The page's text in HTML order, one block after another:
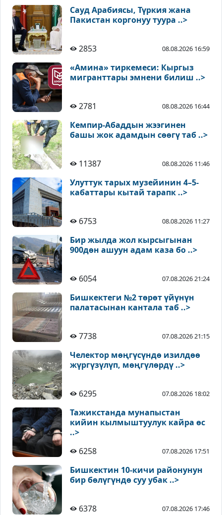
Сауд Арабиясы, Түркия жана
Пакистан коргонуу туура ..>
2853 08.08.2026 16:59
«Амина» тиркемеси: Кыргыз
мигранттары эмнени билиш ..>
2781 08.08.2026 16:44
Кемпир-Абаддын жээгинен
башы жок адамдын сөөгү таб ..>
11387 08.08.2026 11:46
Улуттук тарых музейинин 4–5-
кабаттары кытай тарапк ..>
6753 08.08.2026 11:27
Бир жылда жол кырсыгынан
900дөн ашуун адам каза бо ..>
6054 07.08.2026 21:24
Бишкектеги №2 төрөт үйүнүн
палатасынан кантала таб ..>
7738 07.08.2026 21:15
Челектор мөңгүсүндө изилдөө
жүргүзүлүп, мөңгүлөрдү ..>
6295 07.08.2026 18:02
Тажикстанда мунапыстан
кийин кылмыштуулук кайра өс
..>
6258
07.08.2026 17:51
Бишкектин 10-кичи районунун
бир бөлүгүндө суу убак ..>
6378 07.08.2026 17:46